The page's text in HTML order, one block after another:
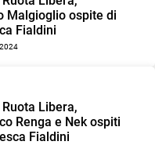
Malgioglio ospite di
Fialdini
Ruota Libera,
Renga e Nek ospiti
Fialdini